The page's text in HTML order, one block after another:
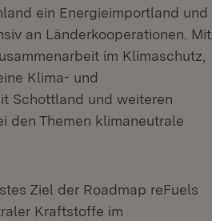
ein Energieimportland und
an Länderkooperationen. Mit
im Klimaschutz,
Klima- und
Schottland und weiteren
den Themen klimaneutrale
Ziel der Roadmap reFuels
Kraftstoffe im